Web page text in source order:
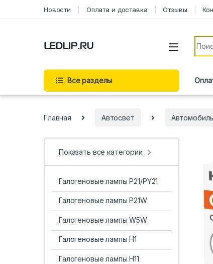
Новости Оплата и доставка Отзывы
Все разделы
Главная Автосвет
Показать все категории
Галогеновые лампы P21/PY21
Галогеновые лампы P21W
Галогеновые лампы W5W
Галогеновые лампы H1
Галогеновые лампы H11